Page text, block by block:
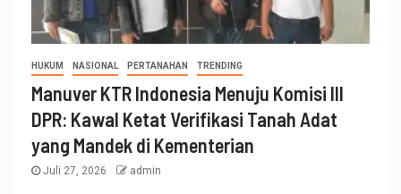
HUKUM NASIONAL PERTANAHAN TRENDING
Manuver KTR Indonesia Menuju Komisi III
DPR: Kawal Ketat Verifikasi Tanah Adat
yang Mandek di Kementerian
Juli 27, 2026 admin